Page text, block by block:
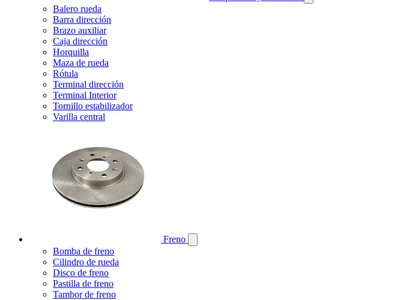
Balero rueda
Barra dirección
Brazo auxiliar
Caja dirección
Horquilla
Maza de rueda
Rótula
Terminal dirección
Terminal Interior
Tornillo estabilizador
Varilla central
Freno
Bomba de freno
Cilindro de rueda
Disco de freno
Pastilla de freno
Tambor de freno